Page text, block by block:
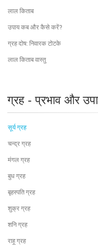
लाल किताब
उपाय कब और कैसे करें?
ग्रह दोष: निवारक टोटके
लाल किताब वास्तु
ग्रह - प्रभाव और
सूर्य ग्रह
चन्द्र ग्रह
मंगल ग्रह
बुध ग्रह
बृहस्पति ग्रह
शुक्र ग्रह
शनि ग्रह
राहू ग्रह